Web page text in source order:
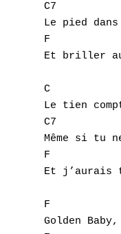
C7
Le pied
F
Et briller
C
Le tien
C7
Même si tu
F
Et
F
Golden